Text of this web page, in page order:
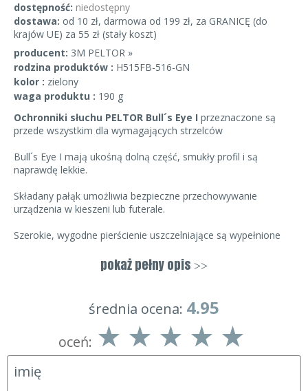
dostępność: niedostępny
dostawa: od 10 zł, darmowa od 199 zł, za GRANICĘ (do
krajów UE) za 55 zł (stały koszt)
producent: 3M PELTOR »
rodzina produktów : H515FB-516-GN
kolor : zielony
waga produktu : 190 g
Ochronniki słuchu PELTOR Bull´s Eye I przeznaczone są
przede wszystkim dla wymagających strzelców
Bull´s Eye I mają ukośną dolną część, smukły profil i są
naprawdę lekkie.
Składany pałąk umożliwia bezpieczne przechowywanie
urządzenia w kieszeni lub futerale.
Szerokie, wygodne pierścienie uszczelniające są wypełnione
zapewniając maksymalną wygodę nawet w czasie
długotrwałego użytkowania oraz umożliwia optymalne
Przeznaczone do użytku w warunkach wysokiego
poziomu hałasu (94-105dB)
pokaż pełny opis >>
średnia ocena: 4.95
oceń: